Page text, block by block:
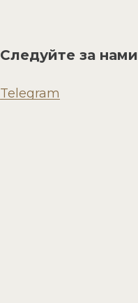
Следуйте за нами
Telegram